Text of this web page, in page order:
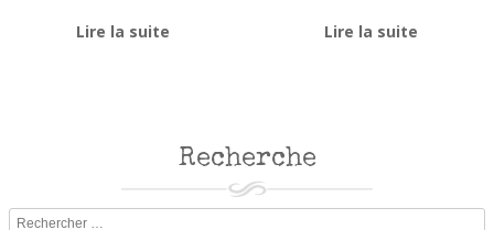
Lire la suite Lire la suite
Recherche
Rechercher